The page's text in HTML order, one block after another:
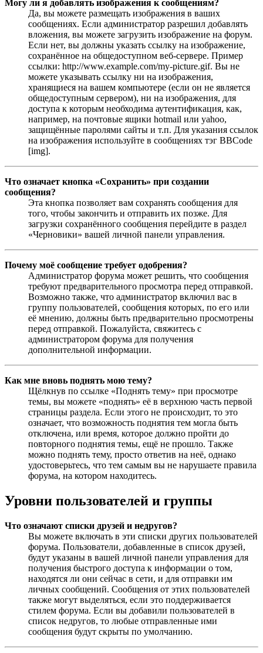
Могу ли я добавлять изображения к сообщениям?
Да, вы можете размещать изображения в ваших
сообщениях. Если администратор разрешил добавлять
вложения, вы можете загрузить изображение на форум.
Если нет, вы должны указать ссылку на изображение,
сохранённое на общедоступном веб-сервере. Пример
ссылки: http://www.example.com/my-picture.gif. Вы не
можете указывать ссылку ни на изображения,
хранящиеся на вашем компьютере (если он не является
общедоступным сервером), ни на изображения, для
доступа к которым необходима аутентификация, как,
например, на почтовые ящики hotmail или yahoo,
защищённые паролями сайты и т.п. Для указания ссылок
на изображения используйте в сообщениях тэг BBCode
[img].
Что означает кнопка «Сохранить» при создании
сообщения?
Эта кнопка позволяет вам сохранять сообщения для
того, чтобы закончить и отправить их позже. Для
загрузки сохранённого сообщения перейдите в раздел
«Черновики» вашей личной панели управления.
Почему моё сообщение требует одобрения?
Администратор форума может решить, что сообщения
требуют предварительного просмотра перед отправкой.
Возможно также, что администратор включил вас в
группу пользователей, сообщения которых, по его или
её мнению, должны быть предварительно просмотрены
перед отправкой. Пожалуйста, свяжитесь с
администратором форума для получения
дополнительной информации.
Как мне вновь поднять мою тему?
Щёлкнув по ссылке «Поднять тему» при просмотре
темы, вы можете «поднять» её в верхнюю часть первой
страницы раздела. Если этого не происходит, то это
означает, что возможность поднятия тем могла быть
отключена, или время, которое должно пройти до
повторного поднятия темы, ещё не прошло. Также
можно поднять тему, просто ответив на неё, однако
удостоверьтесь, что тем самым вы не нарушаете правила
форума, на котором находитесь.
Уровни пользователей и группы
Что означают списки друзей и недругов?
Вы можете включать в эти списки других пользователей
форума. Пользователи, добавленные в список друзей,
будут указаны в вашей личной панели управления для
получения быстрого доступа к информации о том,
находятся ли они сейчас в сети, и для отправки им
личных сообщений. Сообщения от этих пользователей
также могут выделяться, если это поддерживается
стилем форума. Если вы добавили пользователей в
список недругов, то любые отправленные ими
сообщения будут скрыты по умолчанию.